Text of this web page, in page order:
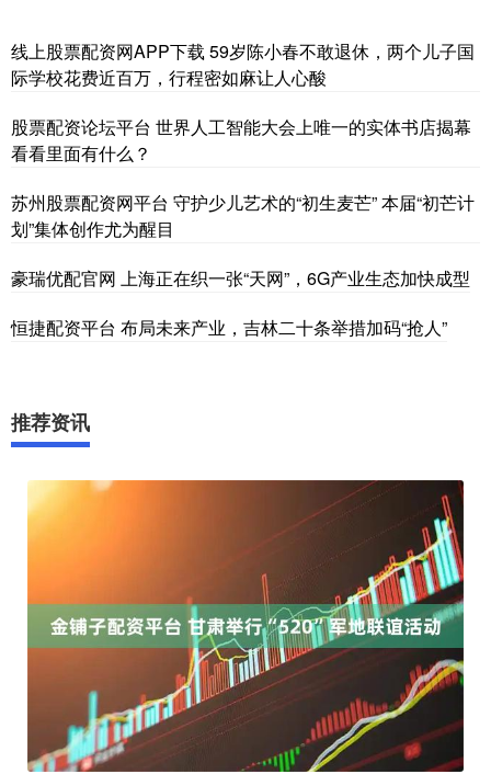
线上股票配资网APP下载 59岁陈小春不敢退休，两个儿子国
际学校花费近百万，行程密如麻让人心酸
股票配资论坛平台 世界人工智能大会上唯一的实体书店揭幕
看看里面有什么？
苏州股票配资网平台 守护少儿艺术的“初生麦芒” 本届“初芒计
划”集体创作尤为醒目
豪瑞优配官网 上海正在织一张“天网”，6G产业生态加快成型
恒捷配资平台 布局未来产业，吉林二十条举措加码“抢人”
推荐资讯